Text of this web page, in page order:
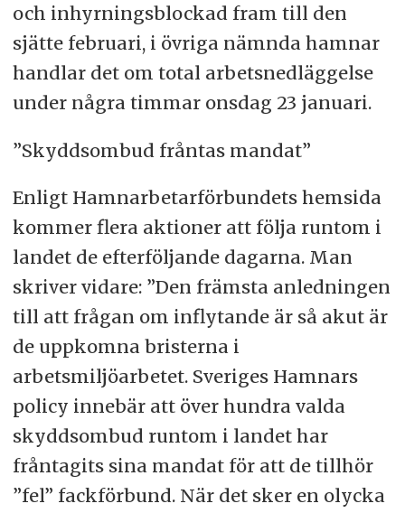
och inhyrningsblockad fram till den
sjätte februari, i övriga nämnda hamnar
handlar det om total arbetsnedläggelse
under några timmar onsdag 23 januari.
”Skyddsombud fråntas mandat”
Enligt Hamnarbetarförbundets hemsida
kommer flera aktioner att följa runtom i
landet de efterföljande dagarna. Man
skriver vidare: ”Den främsta anledningen
till att frågan om inflytande är så akut är
de uppkomna bristerna i
arbetsmiljöarbetet. Sveriges Hamnars
policy innebär att över hundra valda
skyddsombud runtom i landet har
fråntagits sina mandat för att de tillhör
”fel” fackförbund. När det sker en olycka